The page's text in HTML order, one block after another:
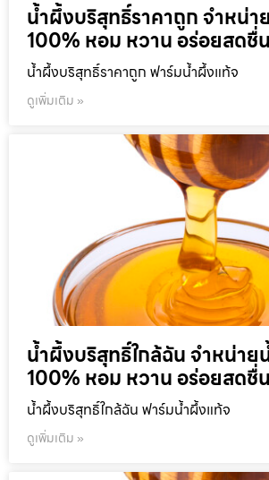
น้ำผึ้งบริสุทธิ์ราคาถูก จำหน่
100% หอม หวาน อร่อยสดชื่
น้ำผึ้งบริสุทธิ์ราคาถูก ฟาร์มน้ำผึ้งแท้จ
ดูเพิ่มเติม »
น้ำผึ้งบริสุทธิ์ใกล้ฉัน จำหน่าย
100% หอม หวาน อร่อยสดชื่
น้ำผึ้งบริสุทธิ์ใกล้ฉัน ฟาร์มน้ำผึ้งแท้จ
ดูเพิ่มเติม »